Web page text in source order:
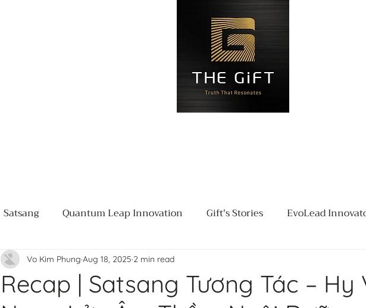
Satsang Quantum Leap Innovation Gift's Stories EvoLead
Recap | Satsang Tương Tác – Hy
Vo Kim Phung Aug 18, 2025 2 min read